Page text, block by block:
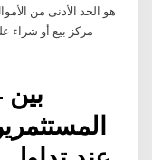
هو الحد الأدنى من
مركز بيع أو شراء